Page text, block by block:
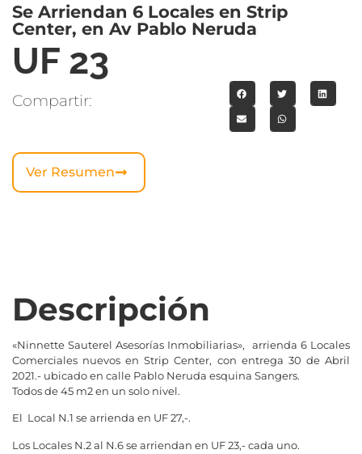
Se Arriendan 6 Locales en Strip
Center, en Av Pablo Neruda
UF 23
Compartir:
Ver Resumen
Descripción
«Ninnette Sauterel Asesorías Inmobiliarias», arrienda 6 Locales
Comerciales nuevos en Strip Center, con entrega 30 de Abril
2021.- ubicado en calle Pablo Neruda esquina Sangers.
Todos de 45 m2 en un solo nivel.
El Local N.1 se arrienda en UF 27,-.
Los Locales N.2 al N.6 se arriendan en UF 23,- cada uno.